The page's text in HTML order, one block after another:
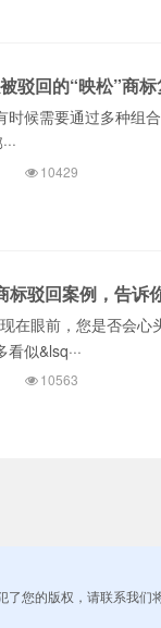
驳回的“映松”商
时候需要通过多种组
10429
标驳回案例，告诉
现在眼前，您是否会
似&lsq···
10563
您的版权，请联系我们